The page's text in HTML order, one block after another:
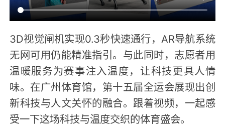
3D视觉闸机实现0.3秒快速通行，AR导航系统
无网可用仍能精准指引。与此同时，志愿者用
温暖服务为赛事注入温度，让科技更具人情
味。在广州体育馆，第十五届全运会展现出创
新科技与人文关怀的融合。跟着视频，一起感
受一下这场科技与温度交织的体育盛会。